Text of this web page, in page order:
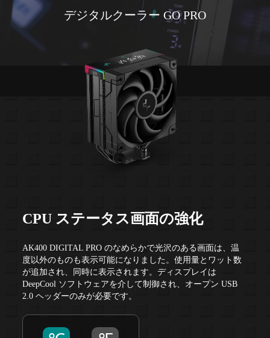
デジタルクーラー GO PRO
CPU ステータス画面の強化
AK400 DIGITAL PRO のなめらかで光沢のある画面は、温
度以外のものも表示可能になりました。使用量とワット数
が追加され、同時に表示されます。ディスプレイは
DeepCool ソフトウェアを介して制御され、オープン USB
2.0 ヘッダーのみが必要です。